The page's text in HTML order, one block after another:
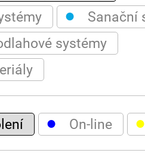
● Sanační
systémy
● On-line ●